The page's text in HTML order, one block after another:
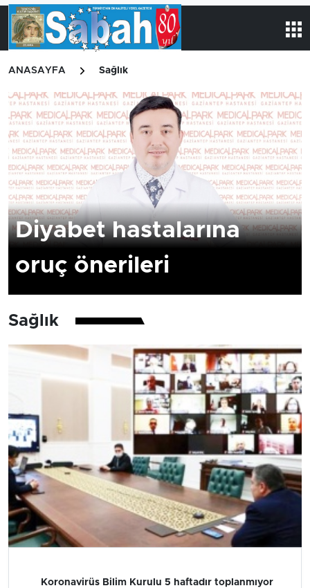
ANASAYFA Sağlık
Diyabet hastalarına
oruç önerileri
Sağlık
Koronavirüs Bilim Kurulu 5 haftadır toplanmıyor